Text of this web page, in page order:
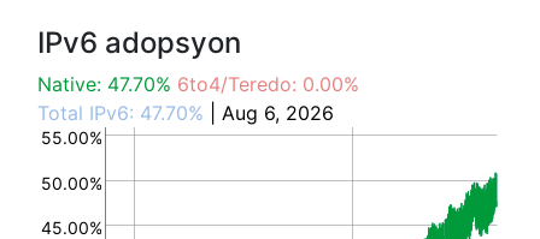
IPv6 adopsyon
Native: 47.70% 6to4/Teredo: 0.00%
Total IPv6: 47.70% | Aug 6, 2026
45.00%
50.00%
55.00%